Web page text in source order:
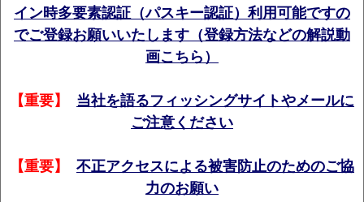
イン時多要素認証（パスキー認証）利用可能ですの
でご登録お願いいたします（登録方法などの解説動
画こちら）
【重要】
当社を語るフィッシングサイトやメールに
ご注意ください
【重要】
不正アクセスによる被害防止のためのご協
力のお願い